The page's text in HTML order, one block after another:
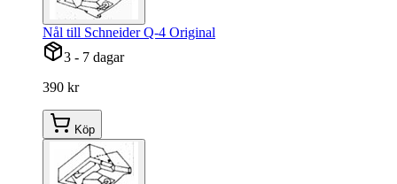
Nål till Schneider Q-4 Original
3 - 7 dagar
390 kr
Köp